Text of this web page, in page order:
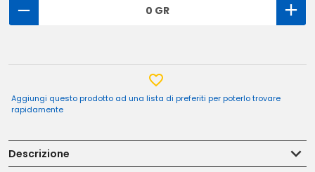
0 GR
Aggiungi questo prodotto ad una lista di preferiti per poterlo trovare
rapidamente
Descrizione